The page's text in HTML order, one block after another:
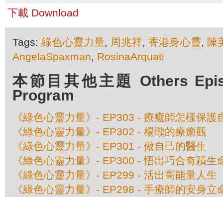
下載 Download
Tags:綠色心靈力量 周兆祥,香港身心靈
陳
AngelaSpaxman
RosinaArquati
本節目其他主題 Others
Program
《綠色心靈力量》- EP303 - 療癒師怎樣保護
《綠色心靈力量》- EP302 - 楊瓏的療癒觀
《綠色心靈力量》- EP301 - 做自己的醫生
《綠色心靈力量》- EP300 - 悟出巧合奇蹟生
《綠色心靈力量》- EP299 - 活出高能量人生
《綠色心靈力量》- EP298 - 手療師的安身立